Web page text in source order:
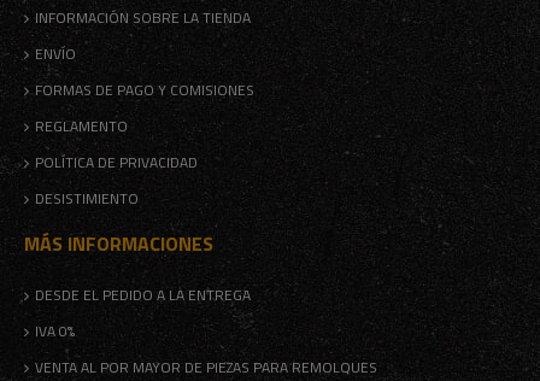
INFORMACIÓN SOBRE LA TIENDA
ENVÍO
FORMAS DE PAGO Y COMISIONES
REGLAMENTO
POLÍTICA DE PRIVACIDAD
DESISTIMIENTO
MÁS INFORMACIONES
DESDE EL PEDIDO A LA ENTREGA
IVA 0%
VENTA AL POR MAYOR DE PIEZAS PARA REMOLQUES